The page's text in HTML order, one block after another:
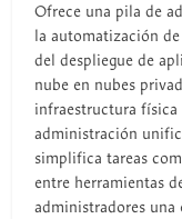
Ofrece una pila de
la automatización
del despliegue de
nube en nubes
infraestructura
administración
simplifica tareas
entre herramientas
administradores una